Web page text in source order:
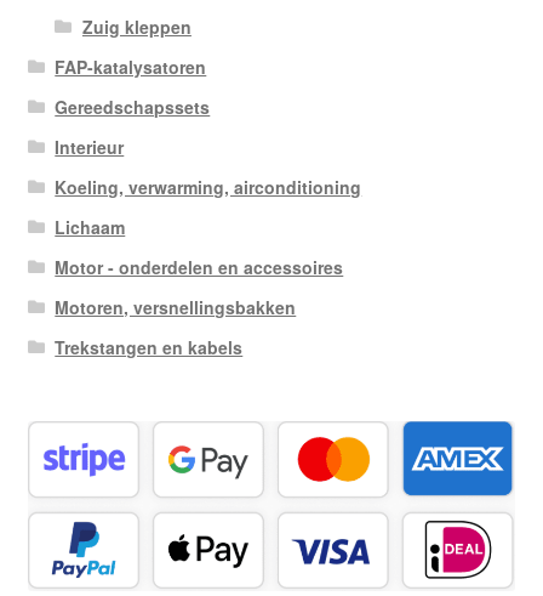
Zuig kleppen
FAP-katalysatoren
Gereedschapssets
Interieur
Koeling, verwarming, airconditioning
Lichaam
Motor - onderdelen en accessoires
Motoren, versnellingsbakken
Trekstangen en kabels